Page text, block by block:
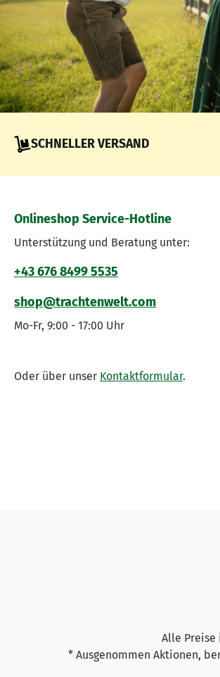
SCHNELLER VERSAND
Onlineshop Service-Hotline
Unterstützung und Beratung unter:
+43 676 8499 5535
shop@trachtenwelt.com
Mo-Fr, 9:00 - 17:00 Uhr
Oder über unser Kontaktformular.
Alle Preise
* Ausgenommen Aktionen,